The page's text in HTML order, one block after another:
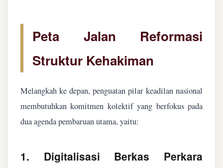
Peta Jalan Reformasi
Struktur Kehakiman
Melangkah ke depan, penguatan pilar keadilan nasional
membutuhkan komitmen kolektif yang berfokus pada
dua agenda pembaruan utama, yaitu:
1. Digitalisasi Berkas Perkara